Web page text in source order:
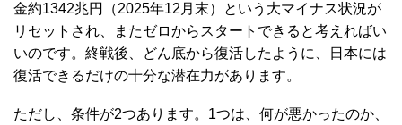
金約1342兆円（2025年12月末）という大マイナス状況が
リセットされ、またゼロからスタートできると考えればい
いのです。終戦後、どん底から復活したように、日本には
復活できるだけの十分な潜在力があります。
ただし、条件が2つあります。1つは、何が悪かったのか、